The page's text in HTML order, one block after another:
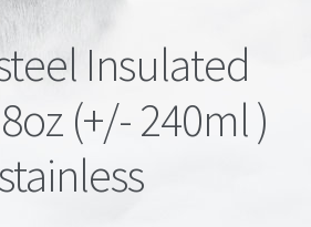
Insulated
(+/- 240ml )